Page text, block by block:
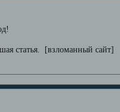
статья. [взломанный сайт]